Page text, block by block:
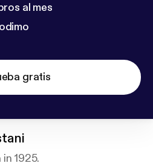
al mes
gratis
1925.